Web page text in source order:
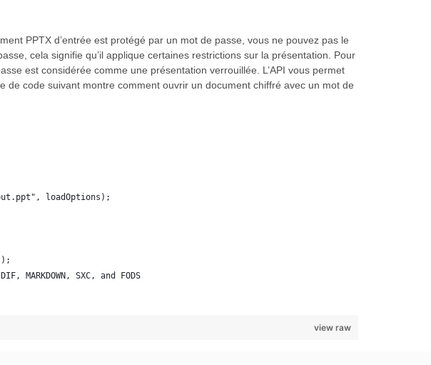
PPTX d’entrée est protégé par un mot de passe, vous ne pouvez pas le
cela signifie qu’il applique certaines restrictions sur la présentation. Pour
est considérée comme une présentation verrouillée. L’API vous permet
de code suivant montre comment ouvrir un document chiffré avec un mot de
loadOptions);
MARKDOWN, SXC, and FODS
view raw